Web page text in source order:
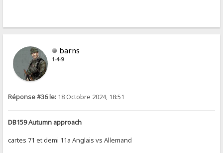
barns
1-4-9
Réponse #36 le: 18 Octobre 2024, 18:51
DB159 Autumn approach
cartes 71 et demi 11a Anglais vs Allemand